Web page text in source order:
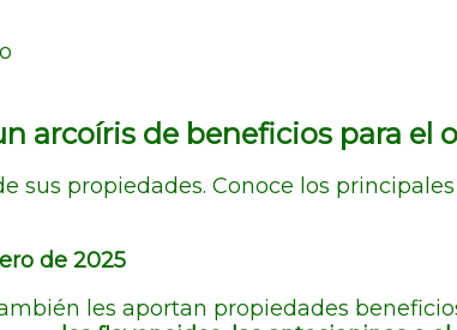
arcoíris de beneficios para el
sus propiedades. Conoce los
de 2025
les aportan propiedades